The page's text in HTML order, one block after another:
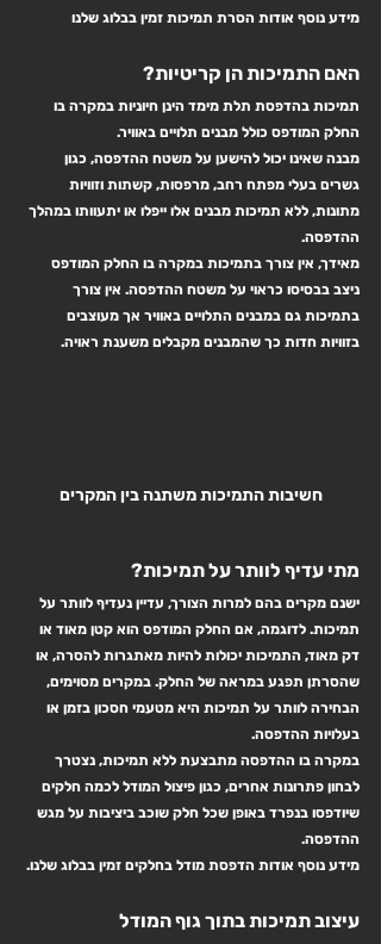
מידע נוסף אודות הסרת תמיכות זמין בבלוג שלנו
האם התמיכות הן קריטיות?
תמיכות בהדפסת תלת מימד הינן חיוניות במקרה בו
החלק המודפס כולל מבנים תלויים באוויר.
מבנה שאינו יכול להישען על משטח ההדפסה, כגון
גשרים בעלי מפתח רחב, מרפסות, קשתות וזוויות
מתונות, ללא תמיכות מבנים אלו ייפלו או יתעוותו במהלך
ההדפסה.
מאידך, אין צורך בתמיכות במקרה בו החלק המודפס
ניצב בבסיסו כראוי על משטח ההדפסה. אין צורך
בתמיכות גם במבנים התלויים באוויר אך מעוצבים
בזוויות חדות כך שהמבנים מקבלים משענת ראויה.
חשיבות התמיכות משתנה בין המקרים
מתי עדיף לוותר על תמיכות?
ישנם מקרים בהם למרות הצורך, עדיין נעדיף לוותר על
תמיכות. לדוגמה, אם החלק המודפס הוא קטן מאוד או
דק מאוד, התמיכות יכולות להיות מאתגרות להסרה, או
שהסרתן תפגע במראה של החלק. במקרים מסוימים,
הבחירה לוותר על תמיכות היא מטעמי חסכון בזמן או
בעלויות ההדפסה.
במקרה בו ההדפסה מתבצעת ללא תמיכות, נצטרך
לבחון פתרונות אחרים, כגון פיצול המודל לכמה חלקים
שיודפסו בנפרד באופן שכל חלק שוכב ביציבות על מגש
ההדפסה.
מידע נוסף אודות הדפסת מודל בחלקים זמין בבלוג שלנו.
עיצוב תמיכות בתוך גוף המודל